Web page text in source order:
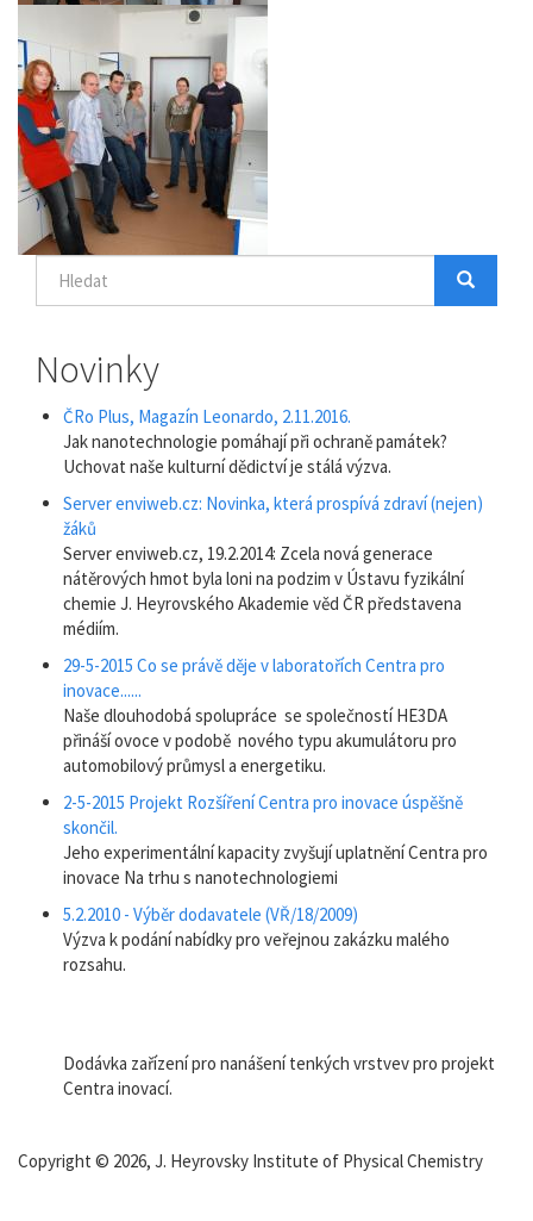
Search Hledat
Novinky
ČRo Plus, Magazín Leonardo, 2.11.2016.
Jak nanotechnologie pomáhají při ochraně památek?
Uchovat naše kulturní dědictví je stálá výzva.
Server enviweb.cz: Novinka, která prospívá zdraví (nejen)
žáků
Server enviweb.cz, 19.2.2014: Zcela nová generace
nátěrových hmot byla loni na podzim v Ústavu fyzikální
chemie J. Heyrovského Akademie věd ČR představena
médiím.
29-5-2015 Co se právě děje v laboratořích Centra pro
inovace......
Naše dlouhodobá spolupráce se společností HE3DA
přináší ovoce v podobě nového typu akumulátoru pro
automobilový průmysl a energetiku.
2-5-2015 Projekt Rozšíření Centra pro inovace úspěšně
skončil.
Jeho experimentální kapacity zvyšují uplatnění Centra pro
inovace Na trhu s nanotechnologiemi
5.2.2010 - Výběr dodavatele (VŘ/18/2009)
Výzva k podání nabídky pro veřejnou zakázku malého
rozsahu.
Dodávka zařízení pro nanášení tenkých vrstvev pro projekt
Centra inovací.
Copyright © 2026, J. Heyrovsky Institute of Physical Chemistry